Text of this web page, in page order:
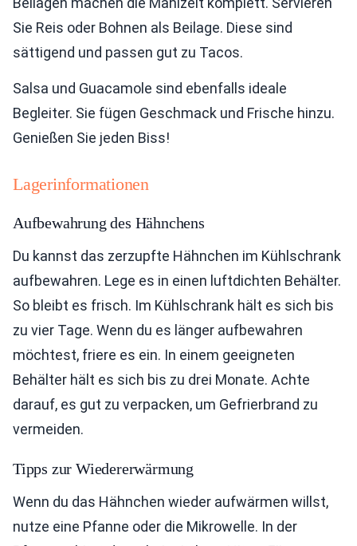
Sie Reis oder Bohnen als Beilage. Diese sind
sättigend und passen gut zu Tacos.
Salsa und Guacamole sind ebenfalls ideale
Begleiter. Sie fügen Geschmack und Frische hinzu.
Genießen Sie jeden Biss!
Lagerinformationen
Aufbewahrung des Hähnchens
Du kannst das zerzupfte Hähnchen im Kühlschrank
aufbewahren. Lege es in einen luftdichten Behälter.
So bleibt es frisch. Im Kühlschrank hält es sich bis
zu vier Tage. Wenn du es länger aufbewahren
möchtest, friere es ein. In einem geeigneten
Behälter hält es sich bis zu drei Monate. Achte
darauf, es gut zu verpacken, um Gefrierbrand zu
vermeiden.
Tipps zur Wiedererwärmung
Wenn du das Hähnchen wieder aufwärmen willst,
nutze eine Pfanne oder die Mikrowelle. In der